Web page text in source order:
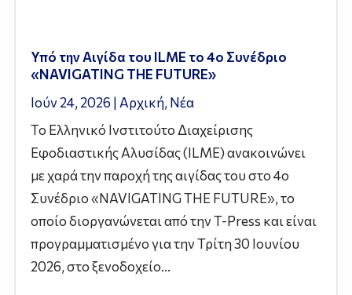
Υπό την Αιγίδα του ILME το 4ο Συνέδριο
«NAVIGATING THE FUTURE»
Ιούν 24, 2026 | Αρχική, Νέα
Το Ελληνικό Ινστιτούτο Διαχείρισης
Εφοδιαστικής Αλυσίδας (ILME) ανακοινώνει
με χαρά την παροχή της αιγίδας του στο 4ο
Συνέδριο «NAVIGATING THE FUTURE», το
οποίο διοργανώνεται από την T-Press και είναι
προγραμματισμένο για την Τρίτη 30 Ιουνίου
2026, στο ξενοδοχείο...